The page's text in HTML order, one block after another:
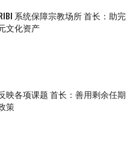
系统保障宗教场所 首长：助完
文化资产
映各项课题 首长：善用剩余任期
策